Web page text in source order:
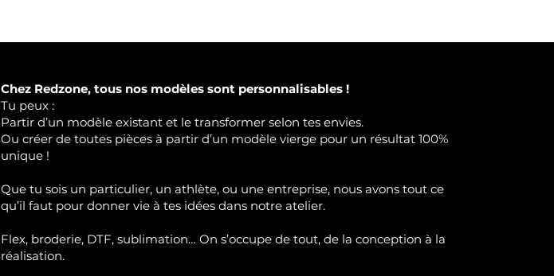
Chez Redzone, tous nos modèles sont personnalisables !
Tu peux :
Partir d’un modèle existant et le transformer selon tes envies.
Ou créer de toutes pièces à partir d’un modèle vierge pour un résultat 100%
unique !
Que tu sois un particulier, un athlète, ou une entreprise, nous avons tout ce
qu’il faut pour donner vie à tes idées dans notre atelier.
Flex, broderie, DTF, sublimation… On s’occupe de tout, de la conception à la
réalisation.